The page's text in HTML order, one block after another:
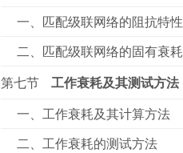
一、匹配级联网络的阻抗特性
二、匹配级联网络的固有衰耗
第七节
工作衰耗及其测试方法
一、工作衰耗及其计算方法
二、工作衰耗的测试方法